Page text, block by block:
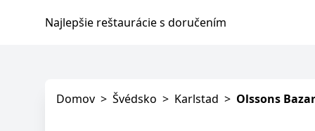
Najlepšie reštaurácie s doručením
Domov > Švédsko > Karlstad > Olssons Bazar